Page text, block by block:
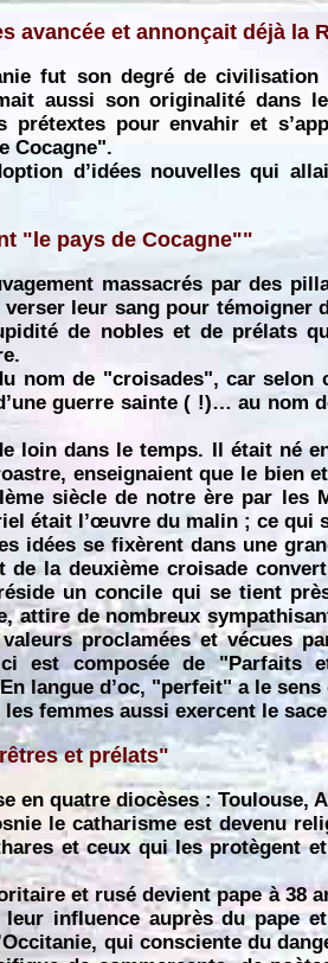
avancée et annonçait déjà la
fut son degré de
aussi son originalité dans
pour envahir et
Cocagne".
d’idées nouvelles qui
"le pays de Cocagne""
massacrés par des
leur sang pour témoigner
de nobles et de prélats
nom de "croisades", car selon
guerre sainte ( !)… au nom
loin dans le temps. Il était né
enseignaient que le bien
siècle de notre ère par les
était l’œuvre du malin ; ce qui
idées se fixèrent dans une
la deuxième croisade
un concile qui se tient
attire de nombreux
proclamées et vécues
ci est composée de "Parfaits
langue d’oc, "perfeit" a le
femmes aussi exercent le
et prélats"
en quatre diocèses : Toulouse,
le catharisme est devenu
et ceux qui les protègent
et rusé devient pape à 38
influence auprès du pape
qui consciente du